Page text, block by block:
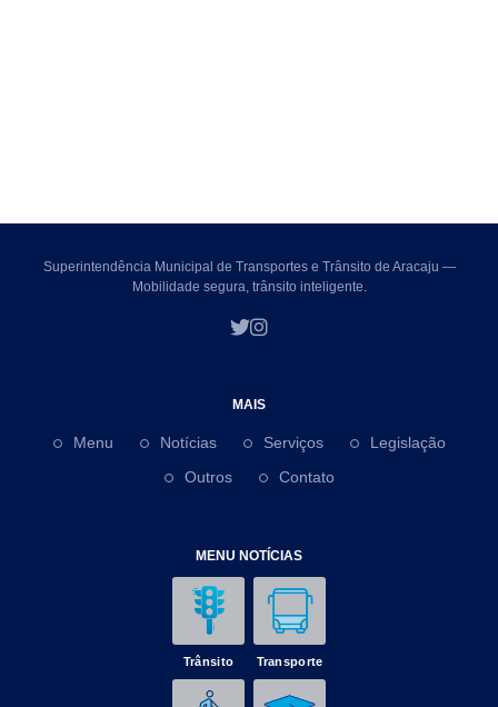
Superintendência Municipal de Transportes e Trânsito de Aracaju —
Mobilidade segura, trânsito inteligente.
MAIS
Menu Notícias Serviços
Legislação
Outros
Contato
MENU NOTÍCIAS
Trânsito Transporte